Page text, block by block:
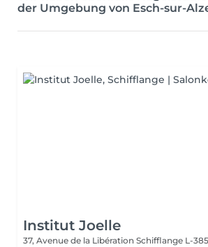
der Umgebung von Esch-sur-
Institut Joelle
37, Avenue de la Libération Schifflange L-